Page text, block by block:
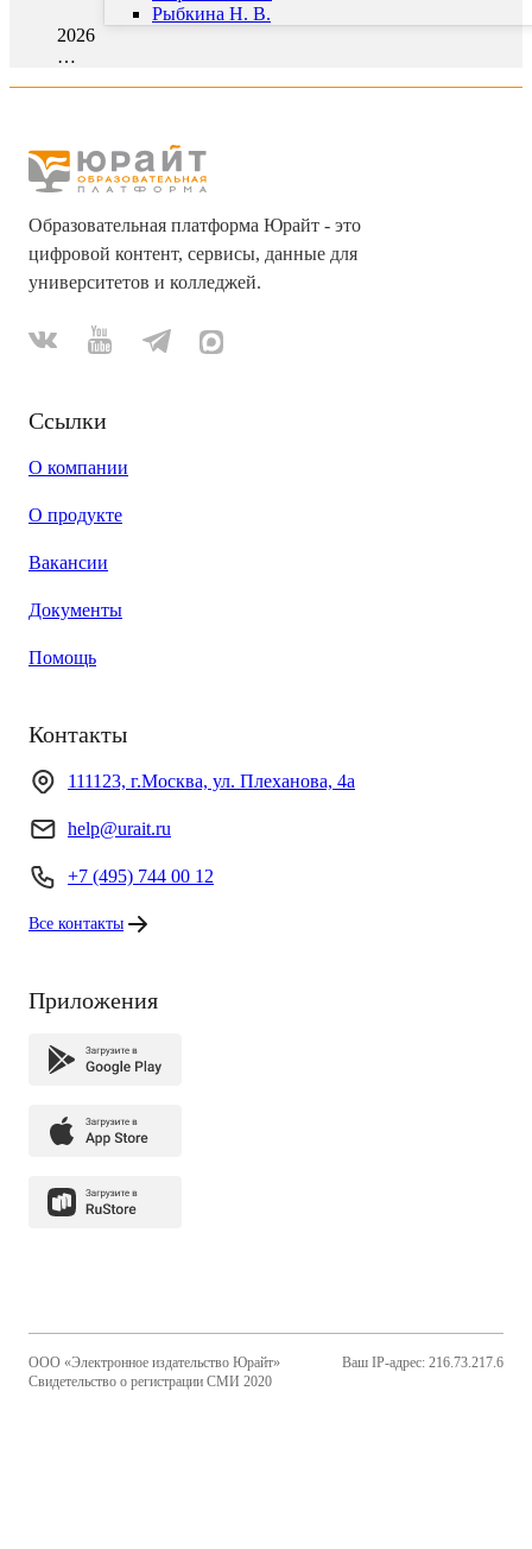
Рыбкина Н. В.
2026
…
Образовательная платформа Юрайт - это
цифровой контент, сервисы, данные для
университетов и колледжей.
Ссылки
О компании
О продукте
Вакансии
Документы
Помощь
Контакты
111123, г.Москва, ул. Плеханова, 4а
help@urait.ru
+7 (495) 744 00 12
Все контакты
Приложения
ООО «Электронное издательство Юрайт»
Свидетельство о регистрации СМИ 2020
Ваш IP-адрес: 216.73.217.6